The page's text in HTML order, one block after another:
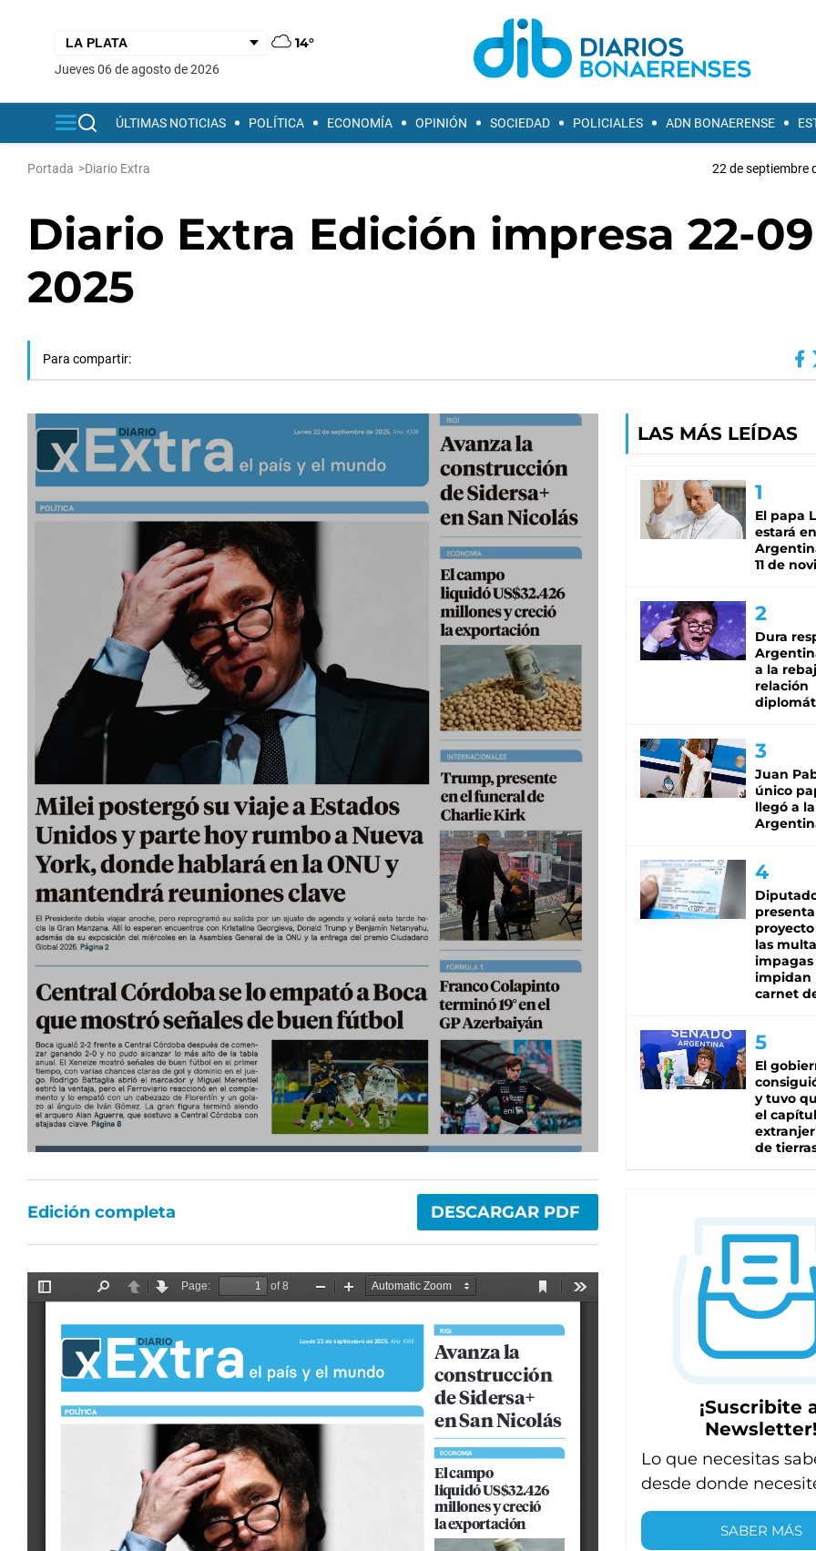
14°
jueves 06 de agosto de 2026
ÚLTIMAS NOTICIAS POLÍTICA ECONOMÍA OPINIÓN SOCIEDAD POLICIALES ADN BONAERENSE
Portada >Diario Extra 22 de septiembre
Diario Extra Edición impresa 22-
2025
Para compartir:
Edición completa DESCARGAR PDF
LAS MÁS LEÍDAS
El papa
estará
11 de
Dura
a la
relación
Juan
único
llegó a la
las
impagas
impidan
carnet
El
y tuvo
el
de
¡Suscribite
Newsletter!
Lo que necesitas
desde donde
SABER MÁS